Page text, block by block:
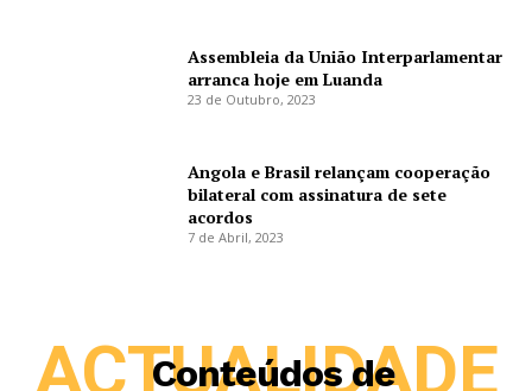
Assembleia da União Interparlamentar
arranca hoje em Luanda
23 de Outubro, 2023
Angola e Brasil relançam cooperação
bilateral com assinatura de sete
acordos
7 de Abril, 2023
Conteúdos de
ACTUALIDADE